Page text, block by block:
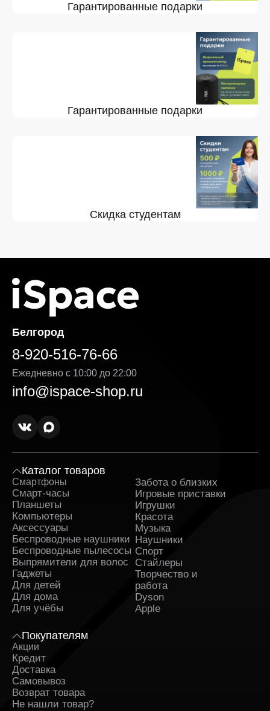
Гарантированные подарки
Гарантированные подарки
Скидка студентам
Белгород
8-920-516-76-66
Ежедневно с 10:00 до 22:00
info@ispace-shop.ru
Каталог товаров
Смартфоны
Смарт-часы
Планшеты
Компьютеры
Аксессуары
Беспроводные наушники
Беспроводные пылесосы
Выпрямители для волос
Гаджеты
Для детей
Для дома
Для учёбы
Забота о близких
Игровые приставки
Игрушки
Красота
Музыка
Наушники
Спорт
Стайлеры
Творчество и
работа
Dyson
Apple
Покупателям
Акции
Кредит
Доставка
Самовывоз
Возврат товара
Не нашли товар?